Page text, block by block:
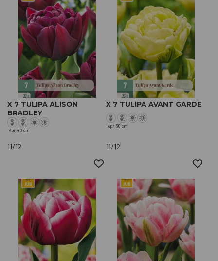
X 7 TULIPA ALISON
BRADLEY
Apr 40 cm
11/12
X 7 TULIPA AVANT GARDE
Apr 30 cm
11/12